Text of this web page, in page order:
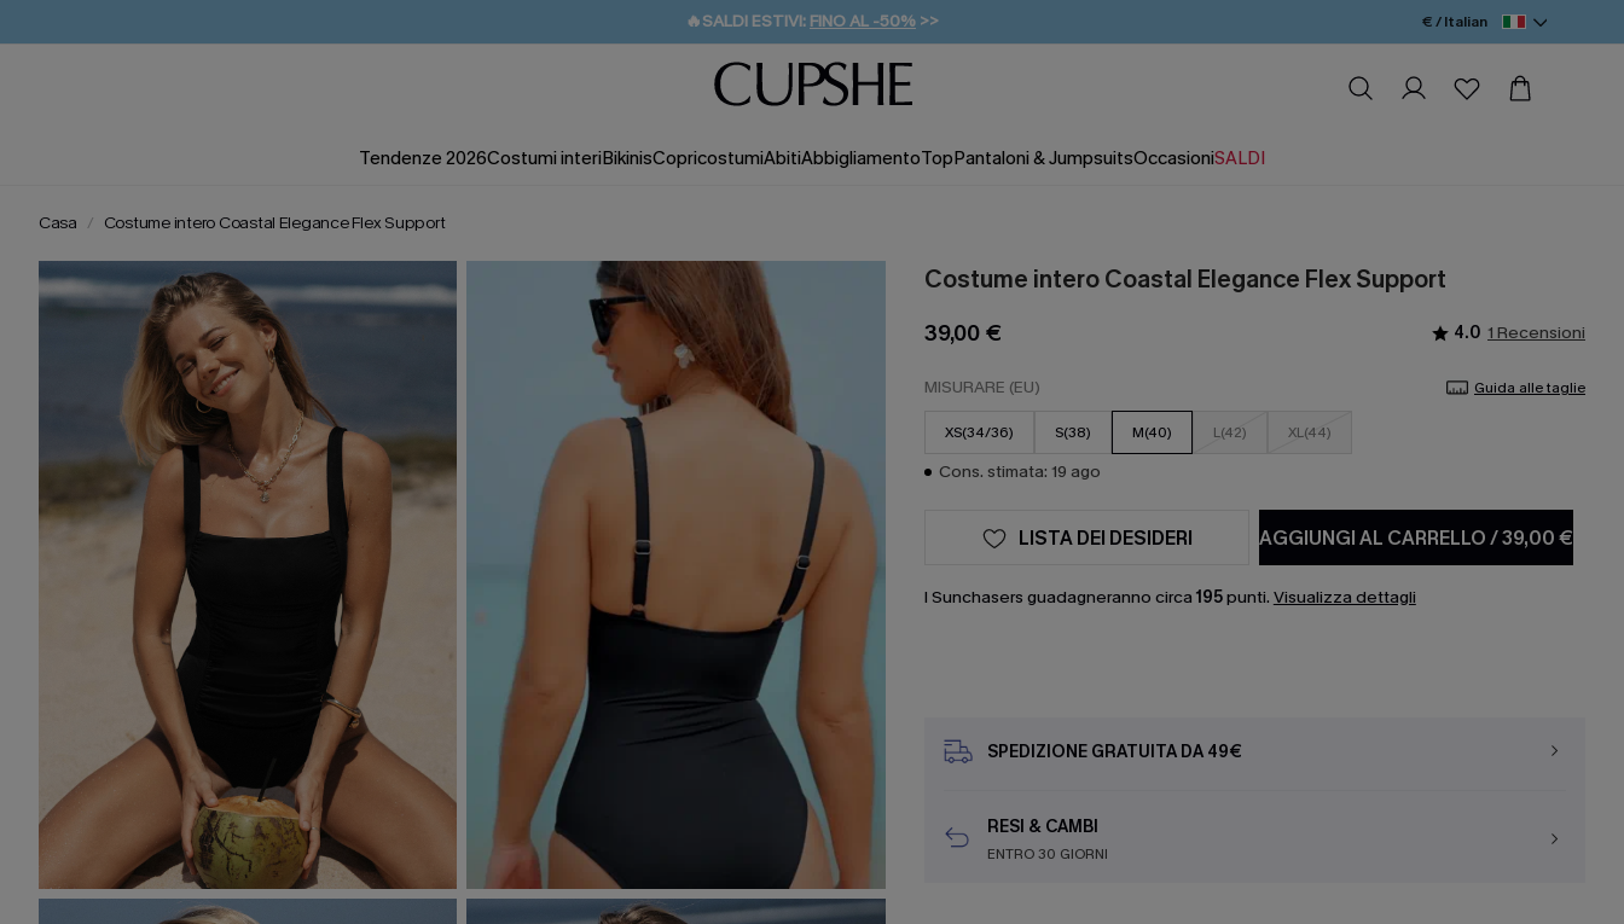
🔥SALDI ESTIVI: FINO AL -50% >>
🚚SPEDIZIONE GRATUITA DA 49€
💌REGALO PER I NUOVI: 20% DI SCONTO*
€ / Italian
Tendenze 2026Costumi interiBikinisCopricostumiAbitiAbbigliamentoTopPantaloni & JumpsuitsOccasioniSALDI
Casa Costume intero Coastal Elegance Flex Support
Costume intero Coastal Elegance Flex Support
39,00 € 4.0 1 Recensioni
MISURARE (EU) Guida alle taglie
XS(34/36) S(38) M(40) L(42) XL(44)
Cons. stimata: 19 ago
AGGIUNGI AL CARRELLO/39,00 €
LISTA DEI DESIDERI
I Sunchasers guadagneranno circa 195punti. Visualizza dettagli
SPEDIZIONE GRATUITA DA 49€
RESI & CAMBI
ENTRO 30 GIORNI